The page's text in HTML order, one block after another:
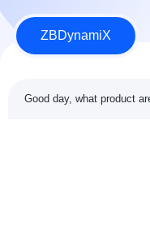
Designer e
ZBDynamiX
Good day, what product